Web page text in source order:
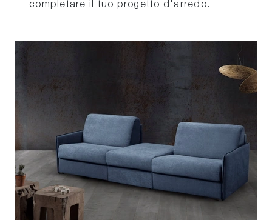
completare il tuo progetto d'arredo.